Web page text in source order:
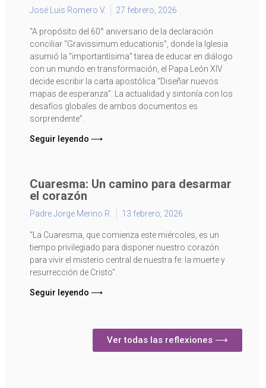
José Luis Romero V. 27 febrero, 2026
“A propósito del 60° aniversario de la declaración
conciliar “Gravissimum educationis”, donde la Iglesia
asumió la “importantísima” tarea de educar en diálogo
con un mundo en transformación, el Papa León XIV
decide escribir la carta apostólica “Diseñar nuevos
mapas de esperanza”. La actualidad y sintonía con los
desafíos globales de ambos documentos es
sorprendente”.
Seguir leyendo ⟶
Cuaresma: Un camino para desarmar
el corazón
Padre Jorge Merino R. 13 febrero, 2026
"La Cuaresma, que comienza este miércoles, es un
tiempo privilegiado para disponer nuestro corazón
para vivir el misterio central de nuestra fe: la muerte y
resurrección de Cristo".
Seguir leyendo ⟶
Ver todas las reflexiones ⟶